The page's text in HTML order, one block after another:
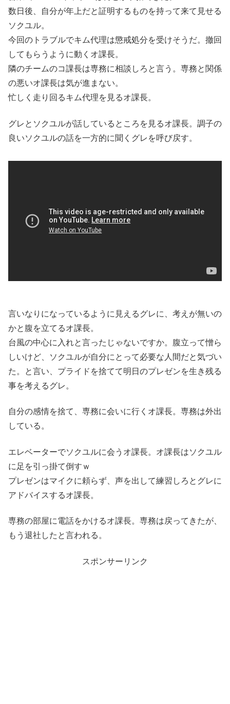
数日後、自分が年上だと証明するものを持って来て見せる
ソクユル。
今回のトラブルでキム代理は懲戒処分を受けそうだ。撤回
してもらうように動くオ課長。
隣のチームのコ課長は専務に相談しろと言う。専務と関係
の悪いオ課長は気が進まない。
忙しく走り回るキム代理を見るオ課長。
グレとソクユルが話しているところを見るオ課長。調子の
良いソクユルの話を一方的に聞くグレを呼び戻す。
言いなりになっているように見えるグレに、考えが無いの
かと腹を立てるオ課長。
台風の中心に入れと言ったじゃないですか。腹立って憎ら
しいけど、ソクユルが自分にとって必要な人間だと気づい
た。と言い、プライドを捨てて明日のプレゼンを生き残る
事を考えるグレ。
自分の感情を捨て、専務に会いに行くオ課長。専務は外出
している。
エレベーターでソクユルに会うオ課長。オ課長はソクユル
に足を引っ掛て倒すｗ
プレゼンはマイクに頼らず、声を出して練習しろとグレに
アドバイスするオ課長。
専務の部屋に電話をかけるオ課長。専務は戻ってきたが、
もう退社したと言われる。
スポンサーリンク